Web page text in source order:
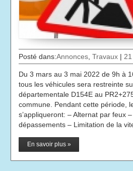
Posté dans:Annonces,Travaux |
Du 3 mars au 3 mai 2022 de 9h à
tous les véhicules sera restreinte
départementale D154E au
commune. Pendant cette période,
s’appliqueront: – Alternat par feux
dépassements – Limitation de la
En savoir plus »